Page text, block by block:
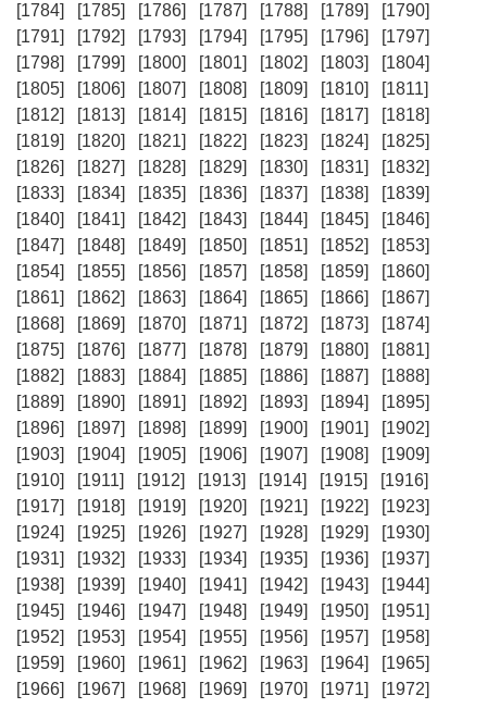
[1784]
[1785] [1786] [1787] [1788] [1789]
[1790]
[1791]
[1792] [1793] [1794] [1795] [1796]
[1797]
[1798]
[1799] [1800] [1801] [1802] [1803]
[1804]
[1805]
[1806] [1807] [1808] [1809] [1810]
[1811]
[1812]
[1813] [1814] [1815] [1816] [1817]
[1818]
[1819]
[1820] [1821] [1822] [1823] [1824]
[1825]
[1826]
[1827] [1828] [1829] [1830] [1831]
[1832]
[1833]
[1834] [1835] [1836] [1837] [1838]
[1839]
[1840]
[1841] [1842] [1843] [1844] [1845]
[1846]
[1847]
[1848] [1849] [1850] [1851] [1852]
[1853]
[1854]
[1855] [1856] [1857] [1858] [1859]
[1860]
[1861]
[1862] [1863] [1864] [1865] [1866]
[1867]
[1868]
[1869] [1870] [1871] [1872] [1873]
[1874]
[1875]
[1876] [1877] [1878] [1879] [1880]
[1881]
[1882]
[1883] [1884] [1885] [1886] [1887]
[1888]
[1889]
[1890] [1891] [1892] [1893] [1894]
[1895]
[1896]
[1897] [1898] [1899] [1900] [1901]
[1902]
[1903]
[1904] [1905] [1906] [1907] [1908]
[1909]
[1910]
[1911] [1912] [1913] [1914] [1915]
[1916]
[1917]
[1918] [1919] [1920] [1921] [1922]
[1923]
[1924]
[1925] [1926] [1927] [1928] [1929]
[1930]
[1931]
[1932] [1933] [1934] [1935] [1936]
[1937]
[1938]
[1939] [1940] [1941] [1942] [1943]
[1944]
[1945]
[1946] [1947] [1948] [1949] [1950]
[1951]
[1952]
[1953] [1954] [1955] [1956] [1957]
[1958]
[1959]
[1960] [1961] [1962] [1963] [1964]
[1965]
[1966]
[1967] [1968] [1969] [1970] [1971]
[1972]